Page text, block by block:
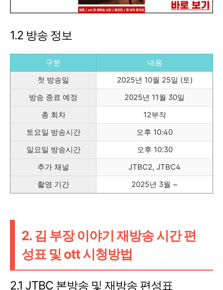
1.2 방송 정보
구분
내용
첫 방송일
2025년 10월 25일 (토)
방송 종료 예정
2025년 11월 30일
총 회차
12부작
토요일 방송시간
오후 10:40
일요일 방송시간
오후 10:30
추가 채널
JTBC2, JTBC4
촬영 기간
2025년 3월 ~
2. 김 부장 이야기 재방송 시간 편
성표 및 ott 시청방법
2.1 JTBC 본방송 및 재방송 편성표